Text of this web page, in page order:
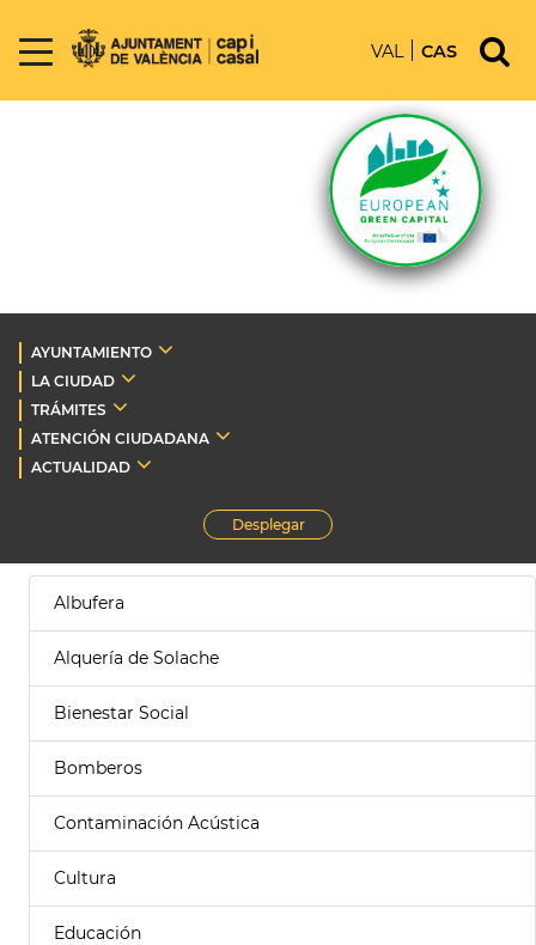
VAL CAS
AYUNTAMIENTO
LA CIUDAD
TRÁMITES
ATENCIÓN CIUDADANA
ACTUALIDAD
Desplegar
Albufera
Alquería de Solache
Bienestar Social
Bomberos
Contaminación Acústica
Cultura
Educación